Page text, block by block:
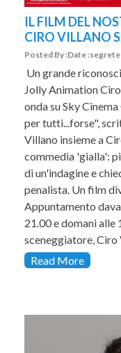
IL FILM DEL
CIRO VILLANO
Posted By :Date
Un grande
Jolly Animation
onda su Sky
per tutti...forse",
Villano insieme a
commedia 'gialla':
di un'indagine e
penalista. Un film
Appuntamento
21.00 e domani
sceneggiatore,
Read More